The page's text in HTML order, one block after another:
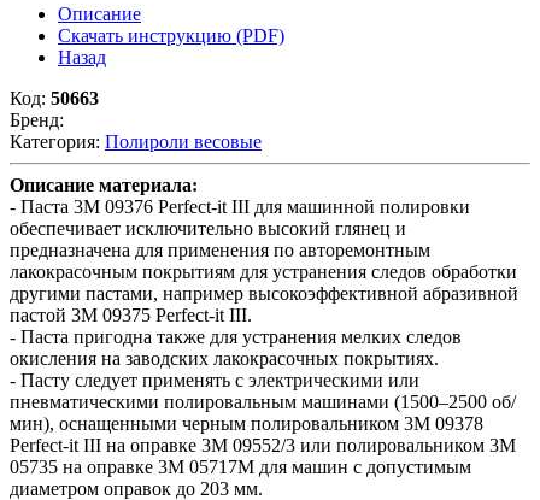
Описание
Скачать инструкцию (PDF)
Назад
Код: 50663
Бренд:
Категория: Полироли весовые
Описание материала:
- Паста 3М 09376 Perfect-it III для машинной полировки
обеспечивает исключительно высокий глянец и
предназначена для применения по авторемонтным
лакокрасочным покрытиям для устранения следов обработки
другими пастами, например высокоэффективной абразивной
пастой 3М 09375 Perfect-it III.
- Паста пригодна также для устранения мелких следов
окисления на заводских лакокрасочных покрытиях.
- Пасту следует применять с электрическими или
пневматическими полировальным машинами (1500–2500 об/
мин), оснащенными черным полировальником 3М 09378
Perfect-it III на оправке 3М 09552/3 или полировальником 3М
05735 на оправке 3М 05717М для машин с допустимым
диаметром оправок до 203 мм.